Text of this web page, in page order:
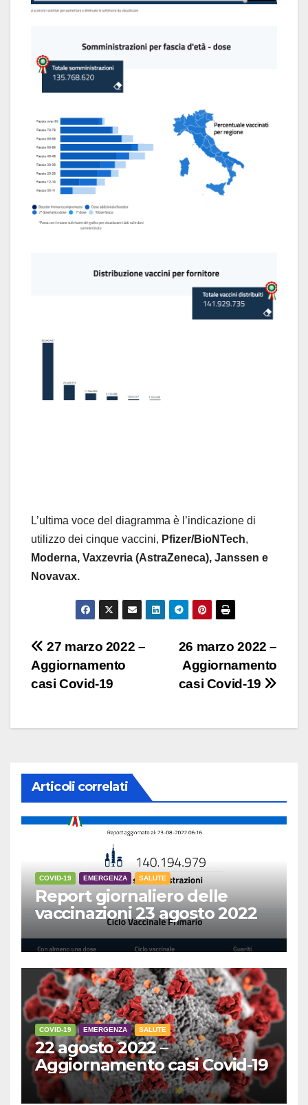
L’ultima voce del diagramma è l’indicazione di
utilizzo dei cinque vaccini, Pfizer/BioNTech,
Moderna, Vaxzevria (AstraZeneca), Janssen e
Novavax.
Navigazione
articoli
26 marzo 2022 –
Aggiornamento
casi Covid-19
27 marzo 2022 –
Aggiornamento
casi Covid-19
Articoli correlati
COVID-19 EMERGENZA SALUTE
Report giornaliero delle
vaccinazioni 23 agosto 2022
COVID-19 EMERGENZA SALUTE
22 agosto 2022 –
Aggiornamento casi Covid-19